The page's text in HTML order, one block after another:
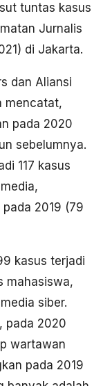
tuntas kasus
Jurnalis
di Jakarta.
dan Aliansi
mencatat,
pada 2020
sebelumnya.
117 kasus
2019 (79
kasus terjadi
mahasiswa,
siber.
pada 2020
wartawan
pada 2019